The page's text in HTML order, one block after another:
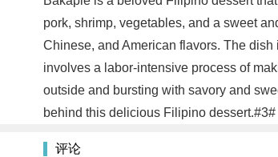
pork, shrimp, vegetables, and a sweet
Chinese, and American flavors. The
involves a labor-intensive process of
outside and bursting with savory and
behind this delicious Filipino dessert.#3#
评论